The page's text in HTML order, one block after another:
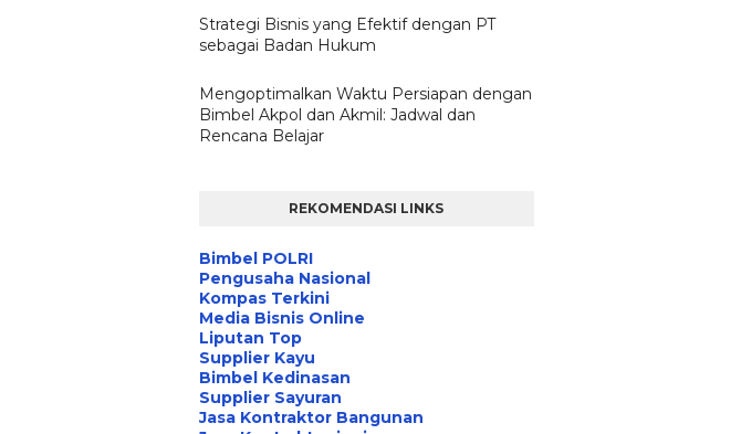
Strategi Bisnis yang Efektif dengan PT
sebagai Badan Hukum
Mengoptimalkan Waktu Persiapan dengan
Bimbel Akpol dan Akmil: Jadwal dan
Rencana Belajar
REKOMENDASI LINKS
Bimbel POLRI
Pengusaha Nasional
Kompas Terkini
Media Bisnis Online
Liputan Top
Supplier Kayu
Bimbel Kedinasan
Supplier Sayuran
Jasa Kontraktor Bangunan